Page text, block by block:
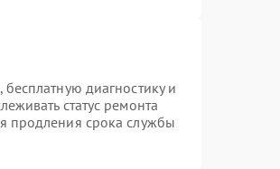
диагностику и
статус ремонта
продления срока службы